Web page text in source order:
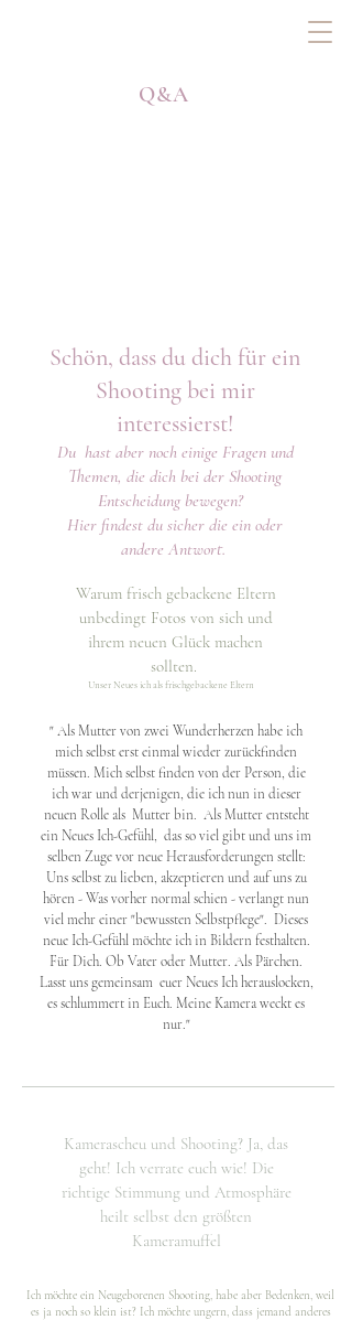
Q&A
Schön, dass du dich für ein
Shooting bei mir
interessierst!
Du hast aber noch einige Fragen und
Themen, die dich bei der Shooting
Entscheidung bewegen?
Hier findest du sicher die ein oder
andere Antwort.
Warum frisch gebackene Eltern
unbedingt Fotos von sich und
ihrem neuen Glück machen
sollten.
Unser Neues ich als frischgebackene Eltern
" Als Mutter von zwei Wunderherzen habe ich
mich selbst erst einmal wieder zurückfinden
müssen. Mich selbst finden von der Person, die
ich war und derjenigen, die ich nun in dieser
neuen Rolle als Mutter bin. Als Mutter entsteht
ein Neues Ich-Gefühl, das so viel gibt und uns im
selben Zuge vor neue Herausforderungen stellt:
Uns selbst zu lieben, akzeptieren und auf uns zu
hören - Was vorher normal schien - verlangt nun
viel mehr einer "bewussten Selbstpflege". Dieses
neue Ich-Gefühl möchte ich in Bildern festhalten.
Für Dich. Ob Vater oder Mutter. Als Pärchen.
Lasst uns gemeinsam euer Neues Ich herauslocken,
es schlummert in Euch. Meine Kamera weckt es
nur."
Kamerascheu und Shooting? Ja, das
geht! Ich verrate euch wie! Die
richtige Stimmung und Atmosphäre
heilt selbst den größten
Kameramuffel
Ich möchte ein Neugeborenen Shooting, habe aber Bedenken, weil
es ja noch so klein ist? Ich möchte ungern, dass jemand anderes